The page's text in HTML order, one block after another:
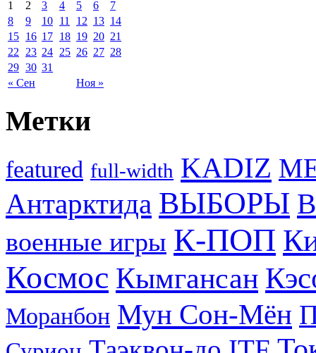
« Сен Ноя »
1 2 3 4 5 6
7
8
9 10 11 12 13 14
15 16 17 18 19 20 21
22
23 24 25 26 27 28
29 30 31
Метки
featured full-width KADIZ
Антарктида ВЫБОРЫ
военные игры К-ПОП
Космос Кымгансан
Моранбон Мун Сон-Мён